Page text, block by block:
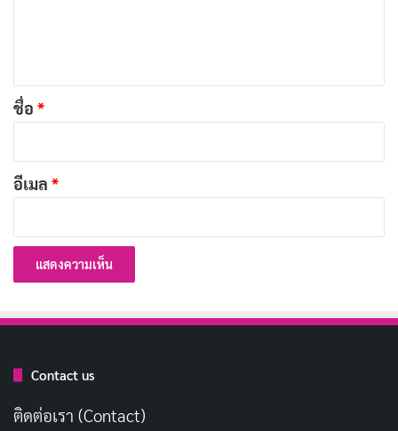
บทความที่เกี่ยวข้อง
[รีวิว-เรื่องย่อ] The Truthers (2026) หนังดราม่า
เผยแพร่เมื่อ: 2 สัปดาห์ ที่ผ่านมา
[รีวิว-เรื่องย่อ] 72 Hours (2026) หนัง Netflix ที่มีเค
เผยแพร่เมื่อ: 2 สัปดาห์ ที่ผ่านมา
เผยแพร่เมื่อ: 2 สัปดาห์ ที่ผ่านมา
*
ชื่อ *
อีเมล *
Contact us
ติดต่อเรา (Contact)